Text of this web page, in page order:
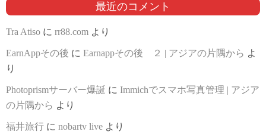
最近のコメント
Tra Atiso に rr88.com より
EarnAppその後 に Earnappその後 ２ | アジアの片隅から よ
り
Photoprismサーバー爆誕 に Immichでスマホ写真管理 | アジア
の片隅から より
福井旅行 に nobartv live より